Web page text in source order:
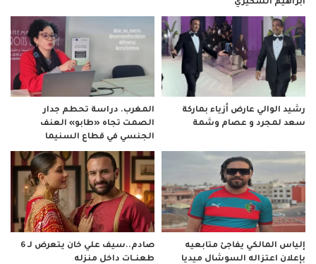
ابراهيم الشكيري
رشيد الوالي عارض أزياء بماركة
سعد لمجرد و عصام وشمة
المغرب. دراسة تحطم جدار
الصمت تجاه «طابو» العنف
الجنسي في قطاع السنيما
إلياس المالكي يفاجئ متابعيه
بإعلان اعتزاله السوشال ميديا
صادم..سيف علي خان يتعرض لـ 6
طعنــات داخل منزله